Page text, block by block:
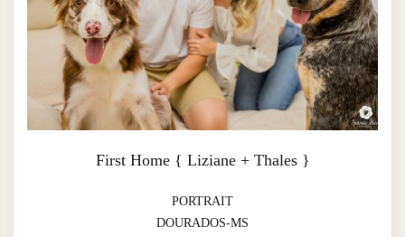
First Home { Liziane + Thales }
PORTRAIT
DOURADOS-MS